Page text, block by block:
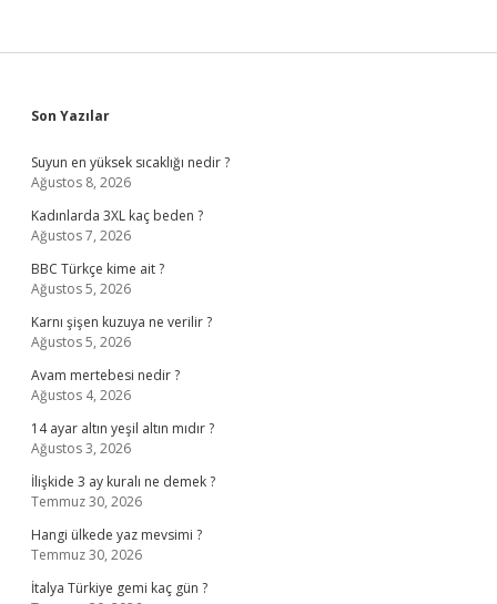
Sidebar
Son Yazılar
Suyun en yüksek sıcaklığı nedir ?
Ağustos 8, 2026
Kadınlarda 3XL kaç beden ?
Ağustos 7, 2026
BBC Türkçe kime ait ?
Ağustos 5, 2026
Karnı şişen kuzuya ne verilir ?
Ağustos 5, 2026
Avam mertebesi nedir ?
Ağustos 4, 2026
14 ayar altın yeşil altın mıdır ?
Ağustos 3, 2026
İlişkide 3 ay kuralı ne demek ?
Temmuz 30, 2026
Hangi ülkede yaz mevsimi ?
Temmuz 30, 2026
İtalya Türkiye gemi kaç gün ?